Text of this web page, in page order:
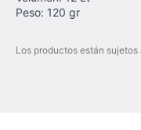
Peso: 120 gr
Los productos están